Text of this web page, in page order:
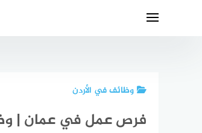
وظائف في الأردن
فرص عمل في عمان |